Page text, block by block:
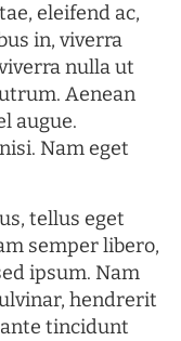
eleifend ac,
in, viverra
nulla ut
Aenean
augue.
Nam eget
tellus eget
semper libero,
ipsum. Nam
hendrerit
tincidunt